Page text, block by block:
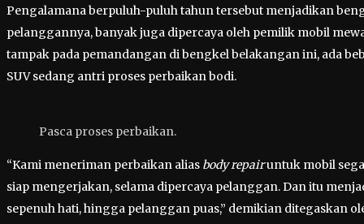
Pengalamana berpuluh-puluh tahun tersebut menjadikan
pelanggannya, banyak juga dipercaya oleh pemilik mobil
tampak pada pemandangan di bengkel belakangan ini, ada
SUV sedang antri proses perbaikan bodi.
Pasca proses perbaikan.
“Kami meneriman perbaikan alias body repairuntuk mobil
siap mengerjakan, selama dipercaya pelanggan. Dan itu
sepenuh hati, hingga pelanggan puas,” demikian ditegaskan